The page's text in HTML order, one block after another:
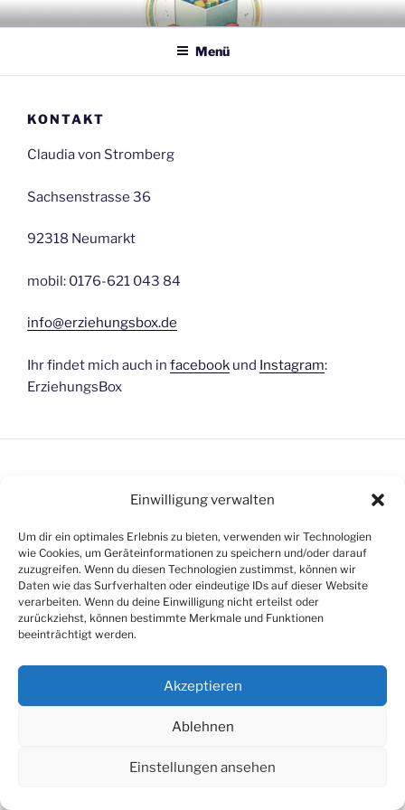
Einwilligung verwalten
Um dir ein optimales Erlebnis zu bieten, verwenden wir Technologien
wie Cookies, um Geräteinformationen zu speichern und/oder darauf
zuzugreifen. Wenn du diesen Technologien zustimmst, können wir
Daten wie das Surfverhalten oder eindeutige IDs auf dieser Website
verarbeiten. Wenn du deine Einwilligung nicht erteilst oder
zurückziehst, können bestimmte Merkmale und Funktionen
beeinträchtigt werden.
Akzeptieren
Ablehnen
Einstellungen ansehen
Zum
InhaltERZIEHUNGSBOX PLUS
Für ein freies, selbstbestimmtes Lernen und Leben – für Kinder,
Menü
KONTAKT
Claudia von Stromberg
Sachsenstrasse 36
92318 Neumarkt
mobil: 0176-621 043 84
info@erziehungsbox.de
Ihr findet mich auch in facebook und Instagram:
ErziehungsBox
Stolz präsentiert von WordPress